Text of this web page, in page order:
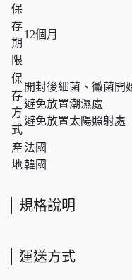
保
存
期
限
12個月
保
存
方
式
開封後細菌、黴菌開
避免放置潮濕處
避免放置太陽照射處
產
地
法國
韓國
規格說明
運送方式